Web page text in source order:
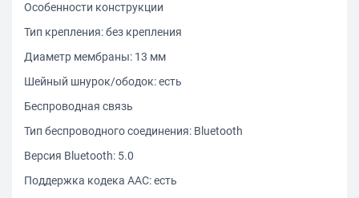
Особенности конструкции
Тип крепления: без крепления
Диаметр мембраны: 13 мм
Шейный шнурок/ободок: есть
Беспроводная связь
Тип беспроводного соединения: Bluetooth
Версия Bluetooth: 5.0
Поддержка кодека AAC: есть